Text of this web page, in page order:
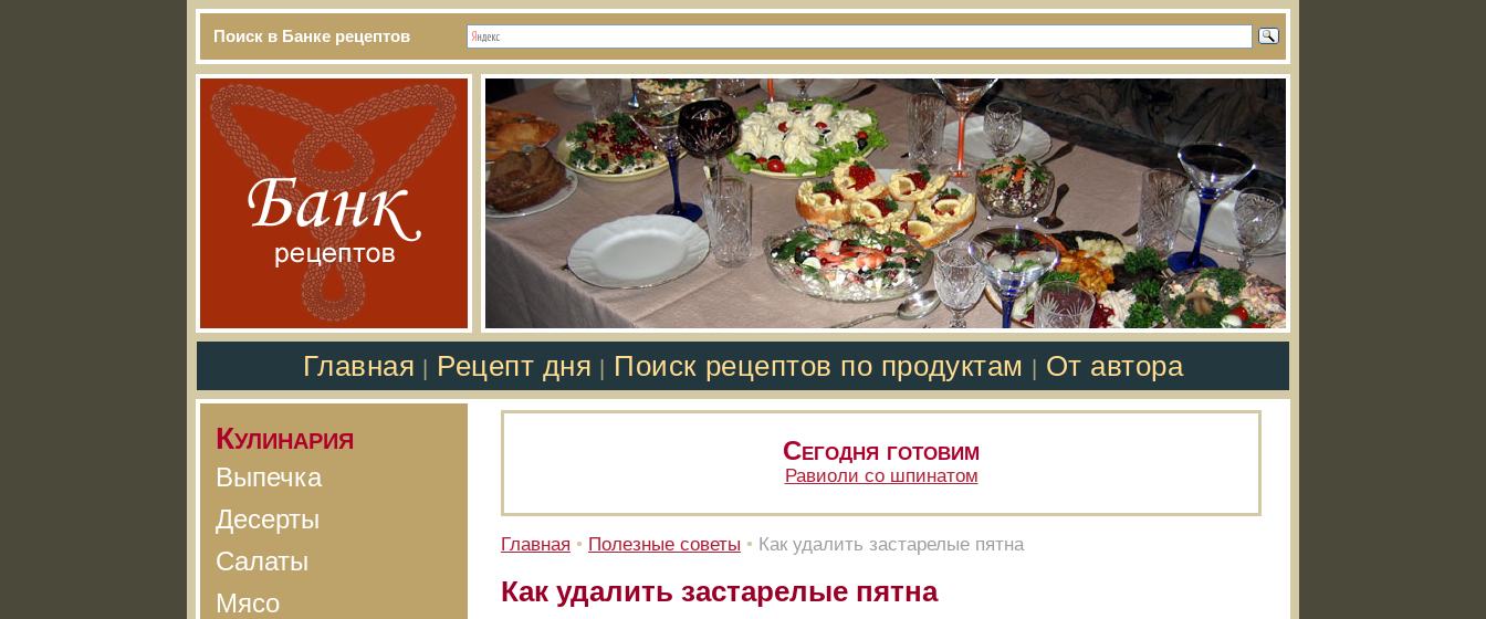
Поиск в Банке рецептов
Главная Рецепт дня Поиск рецептов по продуктам От автора
Кулинария
Выпечка
Десерты
Салаты
Мясо
Сегодня готовим
Равиоли со шпинатом
Главная • Полезные советы • Как удалить застарелые пятна
Как удалить застарелые пятна